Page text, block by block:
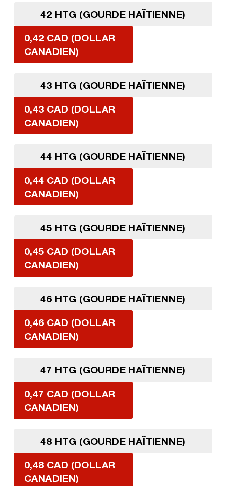
42 HTG (GOURDE HAÏTIENNE)
0,42 CAD (DOLLAR
CANADIEN)
43 HTG (GOURDE HAÏTIENNE)
0,43 CAD (DOLLAR
CANADIEN)
44 HTG (GOURDE HAÏTIENNE)
0,44 CAD (DOLLAR
CANADIEN)
45 HTG (GOURDE HAÏTIENNE)
0,45 CAD (DOLLAR
CANADIEN)
46 HTG (GOURDE HAÏTIENNE)
0,46 CAD (DOLLAR
CANADIEN)
47 HTG (GOURDE HAÏTIENNE)
0,47 CAD (DOLLAR
CANADIEN)
48 HTG (GOURDE HAÏTIENNE)
0,48 CAD (DOLLAR
CANADIEN)